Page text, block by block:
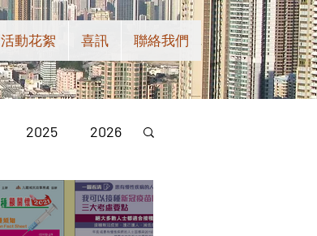
活動花絮 喜訊 聯絡我們
2025 2026